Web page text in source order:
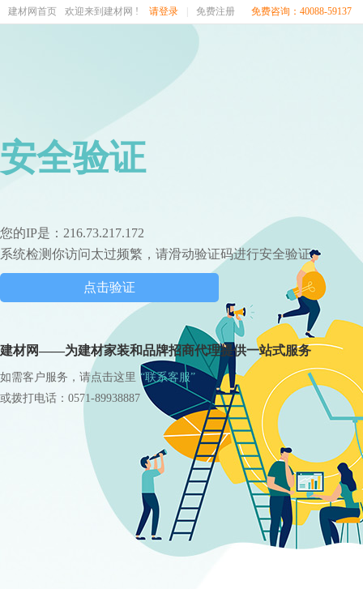
建材网首页 欢迎来到建材网 ! 请登录 免费注册 免费咨询：40088-59137
安全验证
您的IP是：216.73.217.172
系统检测你访问太过频繁，请滑动验证码进行安全验证
点击验证
建材网——为建材家装和品牌招商代理提供一站式服务
如需客户服务，请点击这里 “联系客服”
或拨打电话：0571-89938887